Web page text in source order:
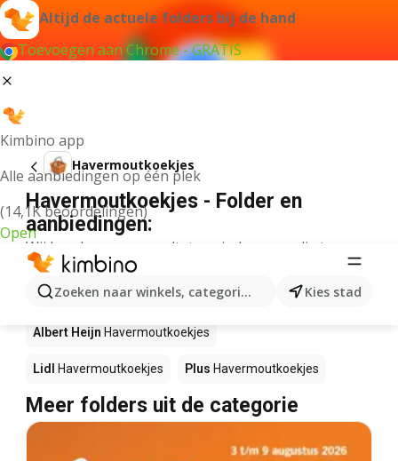
Altijd de actuele folders bij de hand
Toevoegen aan Chrome - GRATIS
Kimbino app
Alle aanbiedingen op één plek
(14,1K beoordelingen)
Open
Zoeken naar winkels, categorieën, producten...
Kies stad
Havermoutkoekjes
Havermoutkoekjes - Folder en
aanbiedingen:
Wij konden geen resultaten vinden voor die term.
Havermoutkoekjes in actie – Waar te
koop?
Albert Heijn Havermoutkoekjes
Lidl Havermoutkoekjes Plus Havermoutkoekjes
Meer folders uit de categorie